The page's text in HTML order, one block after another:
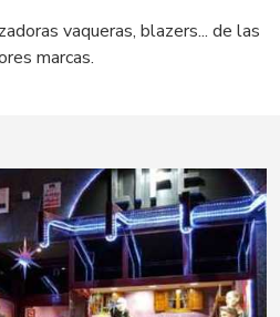
vaqueras, blazers... de las
marcas.